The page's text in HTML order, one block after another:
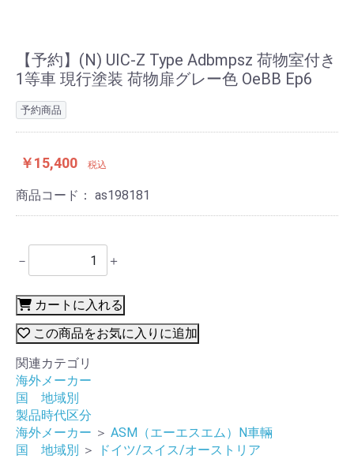
【予約】(N) UIC-Z Type Adbmpsz 荷物室付き
1等車 現行塗装 荷物扉グレー色 OeBB Ep6
予約商品
￥15,400 税込
商品コード： as198181
－ ＋
カートに入れる
この商品をお気に入りに追加
関連カテゴリ
海外メーカー
国 地域別
製品時代区分
海外メーカー ＞ ASM（エーエスエム）N車輛
国 地域別 ＞
ドイツ/スイス/オーストリア